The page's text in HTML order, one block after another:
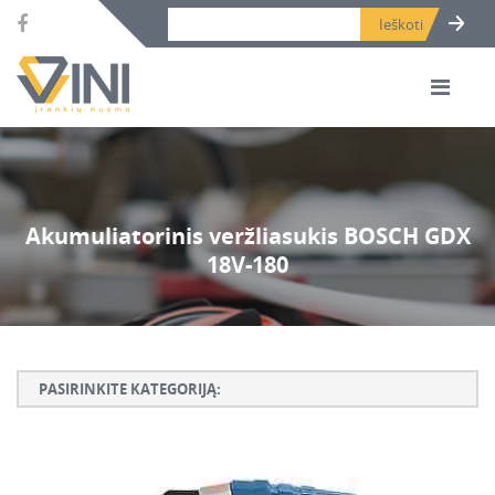
Search bar place.
Akumuliatorinis veržliasukis BOSCH GDX
18V-180
PASIRINKITE KATEGORIJĄ: